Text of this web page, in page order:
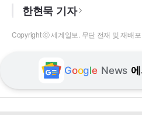
한현묵 기자
Copyright ⓒ 세계일보. 무단 전재 및 재배포
Google News